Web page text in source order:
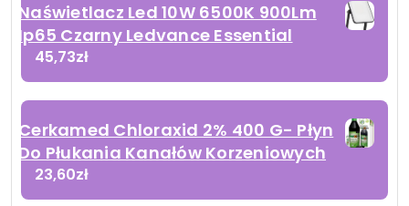
Naświetlacz Led 10W 6500K 900Lm
Ip65 Czarny Ledvance Essential
45,73zł
Cerkamed Chloraxid 2% 400 G- Płyn
Do Płukania Kanałów Korzeniowych
23,60zł